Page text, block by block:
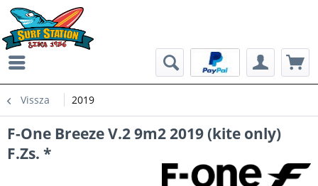
Vissza 2019
F-One Breeze V.2 9m2 2019 (kite only)
F.Zs. *